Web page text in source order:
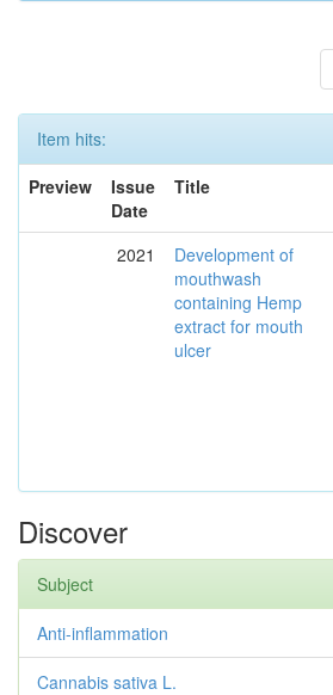
Item hits:
Preview
Issue
Date
Title
2021
Development of
mouthwash
containing Hemp
extract for mouth
ulcer
Discover
Subject
Anti-inflammation
Cannabis sativa L.